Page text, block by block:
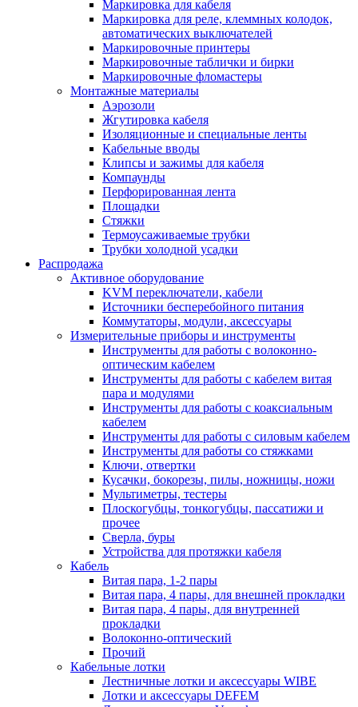
Маркировка для кабеля
Маркировка для реле, клеммных колодок,
автоматических выключателей
Маркировочные принтеры
Маркировочные таблички и бирки
Маркировочные фломастеры
Монтажные материалы
Аэрозоли
Жгутировка кабеля
Изоляционные и специальные ленты
Кабельные вводы
Клипсы и зажимы для кабеля
Компаунды
Перфорированная лента
Площадки
Стяжки
Термоусаживаемые трубки
Трубки холодной усадки
Распродажа
Активное оборудование
KVM переключатели, кабели
Источники бесперебойного питания
Коммутаторы, модули, аксессуары
Измерительные приборы и инструменты
Инструменты для работы с волоконно-
оптическим кабелем
Инструменты для работы с кабелем витая
пара и модулями
Инструменты для работы с коаксиальным
кабелем
Инструменты для работы с силовым кабелем
Инструменты для работы со стяжками
Ключи, отвертки
Кусачки, бокорезы, пилы, ножницы, ножи
Мультиметры, тестеры
Плоскогубцы, тонкогубцы, пассатижи и
прочее
Сверла, буры
Устройства для протяжки кабеля
Кабель
Витая пара, 1-2 пары
Витая пара, 4 пары, для внешней прокладки
Витая пара, 4 пары, для внутренней
прокладки
Волоконно-оптический
Прочий
Кабельные лотки
Лестничные лотки и аксессуары WIBE
Лотки и аксессуары DEFEM